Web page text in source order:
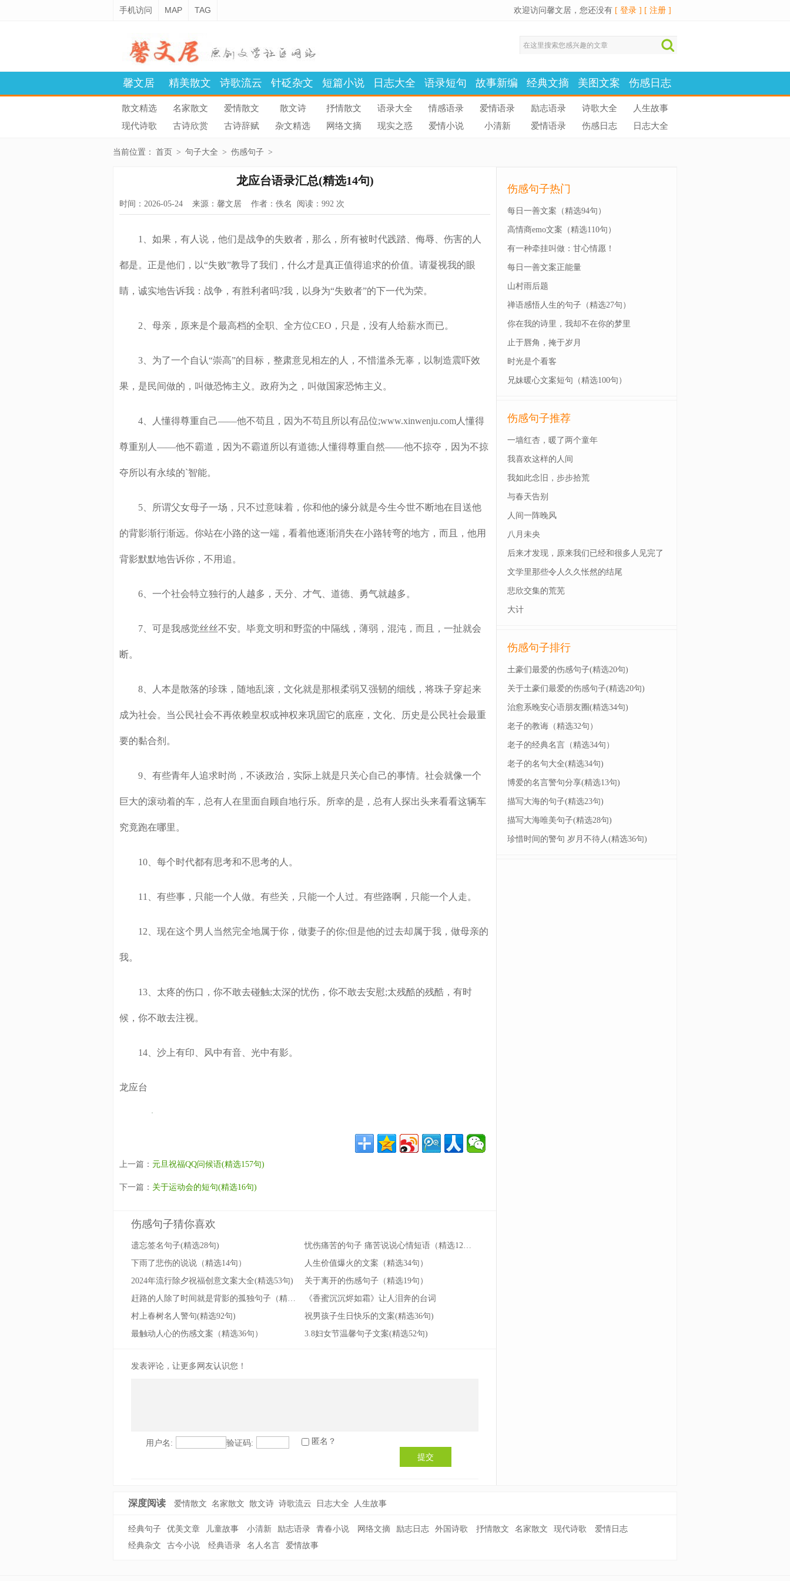
手机访问 MAP TAG 欢迎访问馨文居，您还没有 [ 登录 ] [ 注册 ]
馨文居 精美散文 诗歌流云 针砭杂文 短篇小说 日志大全 语录短句 故事新编 经典文摘 美图文案 伤感日志
散文精选 名家散文 爱情散文 散文诗 抒情散文 语录大全 情感语录 爱情语录 励志语录 诗歌大全
人生故事
现代诗歌
古诗欣赏 古诗辞赋 杂文精选 网络文摘 现实之惑 爱情小说 小清新 爱情语录 伤感日志 日志大全
当前位置： 首页 > 句子大全 > 伤感句子 >
龙应台语录汇总(精选14句)
时间：2026-05-24 来源： 馨文居 作者： 佚名 阅读： 992 次
1、如果，有人说，他们是战争的失败者，那么，所有被时代践踏、侮辱、伤害的人
都是。正是他们，以“失败”教导了我们，什么才是真正值得追求的价值。请凝视我的眼
睛，诚实地告诉我：战争，有胜利者吗?我，以身为“失败者”的下一代为荣。
2、母亲，原来是个最高档的全职、全方位CEO，只是，没有人给薪水而已。
3、为了一个自认“崇高”的目标，整肃意见相左的人，不惜滥杀无辜，以制造震吓效
果，是民间做的，叫做恐怖主义。政府为之，叫做国家恐怖主义。
4、人懂得尊重自己——他不苟且，因为不苟且所以有品位;www.xinwenju.com人懂得
尊重别人——他不霸道，因为不霸道所以有道德;人懂得尊重自然——他不掠夺，因为不掠
夺所以有永续的`智能。
5、所谓父女母子一场，只不过意味着，你和他的缘分就是今生今世不断地在目送他
的背影渐行渐远。你站在小路的这一端，看着他逐渐消失在小路转弯的地方，而且，他用
背影默默地告诉你，不用追。
6、一个社会特立独行的人越多，天分、才气、道德、勇气就越多。
7、可是我感觉丝丝不安。毕竟文明和野蛮的中隔线，薄弱，混沌，而且，一扯就会
断。
8、人本是散落的珍珠，随地乱滚，文化就是那根柔弱又强韧的细线，将珠子穿起来
成为社会。当公民社会不再依赖皇权或神权来巩固它的底座，文化、历史是公民社会最重
要的黏合剂。
9、有些青年人追求时尚，不谈政治，实际上就是只关心自己的事情。社会就像一个
巨大的滚动着的车，总有人在里面自顾自地行乐。所幸的是，总有人探出头来看看这辆车
究竟跑在哪里。
10、每个时代都有思考和不思考的人。
11、有些事，只能一个人做。有些关，只能一个人过。有些路啊，只能一个人走。
12、现在这个男人当然完全地属于你，做妻子的你;但是他的过去却属于我，做母亲的
我。
13、太疼的伤口，你不敢去碰触;太深的忧伤，你不敢去安慰;太残酷的残酷，有时
候，你不敢去注视。
14、沙上有印、风中有音、光中有影。
龙应台
上一篇： 元旦祝福QQ问候语(精选157句)
下一篇： 关于运动会的短句(精选16句)
伤感句子猜你喜欢
遗忘签名句子(精选28句)
忧伤痛苦的句子 痛苦说说心情短语（精选12句）
下雨了悲伤的说说（精选14句）
人生价值爆火的文案（精选34句）
2024年流行除夕祝福创意文案大全(精选53句)
关于离开的伤感句子（精选19句）
赶路的人除了时间就是背影的孤独句子（精选100句）
《香蜜沉沉烬如霜》让人泪奔的台词
村上春树名人警句(精选92句)
祝男孩子生日快乐的文案(精选36句)
最触动人心的伤感文案（精选36句）
3.8妇女节温馨句子文案(精选52句)
发表评论，让更多网友认识您！
用户名: 验证码: 匿名？
提交
伤感句子热门
每日一善文案（精选94句）
高情商emo文案（精选110句）
有一种牵挂叫做：甘心情愿！
每日一善文案正能量
山村雨后题
禅语感悟人生的句子（精选27句）
你在我的诗里，我却不在你的梦里
止于唇角，掩于岁月
时光是个看客
兄妹暖心文案短句（精选100句）
伤感句子推荐
一墙红杏，暖了两个童年
我喜欢这样的人间
我如此念旧，步步拾荒
与春天告别
人间一阵晚风
八月未央
后来才发现，原来我们已经和很多人见完了
最后一面
文学里那些令人久久怅然的结尾
悲欣交集的荒芜
大计
伤感句子排行
土豪们最爱的伤感句子(精选20句)
关于土豪们最爱的伤感句子(精选20句)
治愈系晚安心语朋友圈(精选34句)
老子的教诲（精选32句）
老子的经典名言（精选34句）
老子的名句大全(精选34句)
博爱的名言警句分享(精选13句)
描写大海的句子(精选23句)
描写大海唯美句子(精选28句)
珍惜时间的警句 岁月不待人(精选36句)
深度阅读 爱情散文 名家散文 散文诗 诗歌流云 日志大全 人生故事
经典句子 优美文章 儿童故事 小清新 励志语录 青春小说 网络文摘 励志日志 外国诗歌 抒情散文 名家散文 现代诗歌
爱情日志
经典杂文
古今小说 经典语录 名人名言 爱情故事